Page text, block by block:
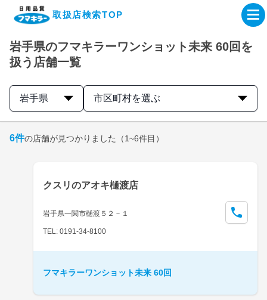
取扱店検索TOP
企業・IR情報サイト
製品情報サイト
取扱店検索はこちら
岩手県のフマキラーワンショット未来 60回を
扱う店舗一覧
岩手県 市区町村を選ぶ
6件の店舗が見つかりました （1~6件目）
クスリのアオキ樋渡店
岩手県一関市樋渡５２－１
TEL: 0191-34-8100
フマキラーワンショット未来 60回